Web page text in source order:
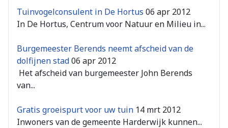
Tuinvogelconsulent in De Hortus 06 apr 2012
In De Hortus, Centrum voor Natuur en Milieu in...
Burgemeester Berends neemt afscheid van de
dolfijnen stad06 apr 2012
Het afscheid van burgemeester John Berends
van...
Gratis groeispurt voor uw tuin 14 mrt 2012
Inwoners van de gemeente Harderwijk kunnen...